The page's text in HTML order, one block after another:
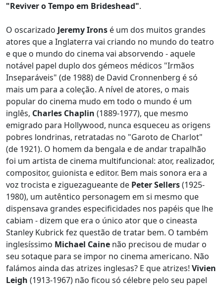
"Reviver o Tempo em Brideshead".
O oscarizado Jeremy Irons é um dos muitos grandes
atores que a Inglaterra vai criando no mundo do teatro
e que o mundo do cinema vai absorvendo - aquele
notável papel duplo dos gémeos médicos "Irmãos
Inseparáveis" (de 1988) de David Cronnenberg é só
mais um para a coleção. A nível de atores, o mais
popular do cinema mudo em todo o mundo é um
inglês, Charles Chaplin (1889-1977), que mesmo
emigrado para Hollywood, nunca esqueceu as origens
pobres londrinas, retratadas no "Garoto de Charlot"
(de 1921). O homem da bengala e de andar trapalhão
foi um artista de cinema multifuncional: ator, realizador,
compositor, guionista e editor. Bem mais sonora era a
voz trocista e ziguezagueante de Peter Sellers(1925-
1980), um autêntico personagem em si mesmo que
dispensava grandes especificidades nos papéis que lhe
cabiam - dizem que era o único ator que o cineasta
Stanley Kubrick fez questão de tratar bem. O também
inglesíssimo Michael Caine não precisou de mudar o
seu sotaque para se impor no cinema americano. Não
falámos ainda das atrizes inglesas? E que atrizes! Vivien
Leigh (1913-1967) não ficou só célebre pelo seu papel